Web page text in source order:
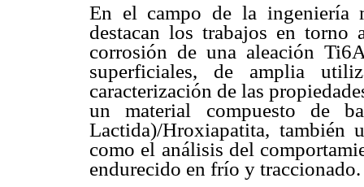
En el campo de la ingeniería
destacan los trabajos en
corrosión de una aleación
superficiales, de amplia
caracterización de las
un material compuesto de
Lactida)/Hroxiapatita, también
como el análisis del
endurecido en frío y traccionado.